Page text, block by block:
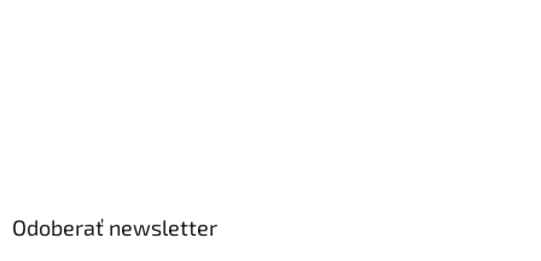
Odoberať newsletter